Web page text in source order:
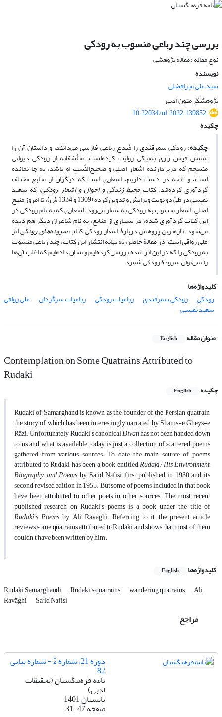
بررسی چند رباعی منسوب به رودکی
نوع مقاله : مقاله پژوهشی
نویسنده
سید علی میرافضلی
پژوهشگر متون ادبی
10.22034/nf.2022.139852
چکیده
چکیده: رودکی سمرقندی را مُبدِع رباعی فارسی می‌دانند، و داستان آن را
شمس قیس رازی به‌نیکی روایت کرده‌است. متأسّفانه از رودکی دیوانی
منسجم که دربردارندۀ اشعار اصلی و صحیح‌النَّسَبِ او باشد، به جا نمانده
است، و آنچه در دست داریم، اشعاری است که دیگران از منابع مختلف
گردآوری کرده‌اند. کتابمحیط زندگی و احوال و اشعار رودکی، که سعید
نفیسی در طیِّ دو نوبت ویرایش و تدوین کرده (1309 و 1334 ش)، تا امروز منبع
اصلیِ اشعار منسوب به رودکی به شمار می‌رود. اشعاری که به نام رودکی در
این کتاب گردآوری شده، در بسیاری از منابع، به نام شاعران دیگر هم دیده
می‌شود. تازه‌ترین پژوهش دربارۀ اشعار رودکی کتابسروده‌های رودکیاثر
علی رواقی است. در مقالۀ حاضر، به بهانۀ انتشار این کتاب، چند رباعی منسوب
به رودکی را که در این اثر آمده بررسی کرده‌ایم و نشان داده‌ایم که اغلب آن‌ها
را نمی‌توان سرودۀ رودکی شمرد.
کلیدواژه‌ها
رودکی
رودکی سمرقندی رباعیات رودکی رباعیات سرگردان علی رواقی
سعید نفیسی
عنوان مقاله English
Contemplation on Some Quatrains Attributed to
Rudaki
چکیده English
Rudaki of Samarghand is known as the founder of the Persian quatrain,
the story of which has been interestingly narrated by Shams-e Gheys-e
Rāzi. Unfortunately, Rudaki’s canonicalDivānhas not been handed down
to us and what is available today is just a collection of scattered poems
gathered from various sources. To date the main source of poems
attributed to Rudaki has been a book entitledRudaki: His Environment,
Biography, and Poemsby Sa’id Nafisi, first published in 1930 and its
second revised edition in 1955. But some of poems included in that book
have been attributed to other poets in other sources. The most recent
published research on Rudaki’s poems is a book under the title of
Rudaki’s Poems by Ali Ravāghi. Referring to it, the present article
reviews some quatrains attributed to Rudaki and shows that most of them
couldn’t have been written by him.
کلیدواژه‌ها English
Rudaki Samarghandi Rudaki’s quatrains wandering quatrains Ali
Ravāghi Sa’id Nafisi
مراجع
دوره 21، شماره 2 - شماره پیاپی
82
نامه فرهنگستان (تحقیقات
ادبی)
تابستان 1401
صفحه31-47